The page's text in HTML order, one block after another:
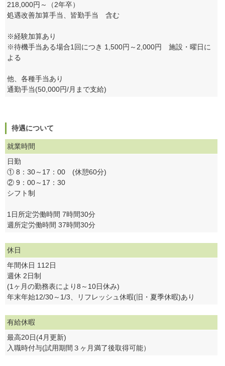
218,000円～（2年卒）
処遇改善加算手当、皆勤手当 含む
※経験加算あり
※待機手当ある場合1回につき 1,500円～2,000円 施設・曜日に
よる
他、各種手当あり
通勤手当(50,000円/月まで支給)
待遇について
就業時間
日勤
① 8：30～17：00 (休憩60分)
② 9：00～17：30
シフト制
1日所定労働時間 7時間30分
週所定労働時間 37時間30分
休日
年間休日 112日
週休 2日制
(1ヶ月の勤務表により8～10日休み)
年末年始12/30～1/3、リフレッシュ休暇(旧・夏季休暇)あり
有給休暇
最高20日(4月更新)
入職時付与(試用期間３ヶ月満了後取得可能）